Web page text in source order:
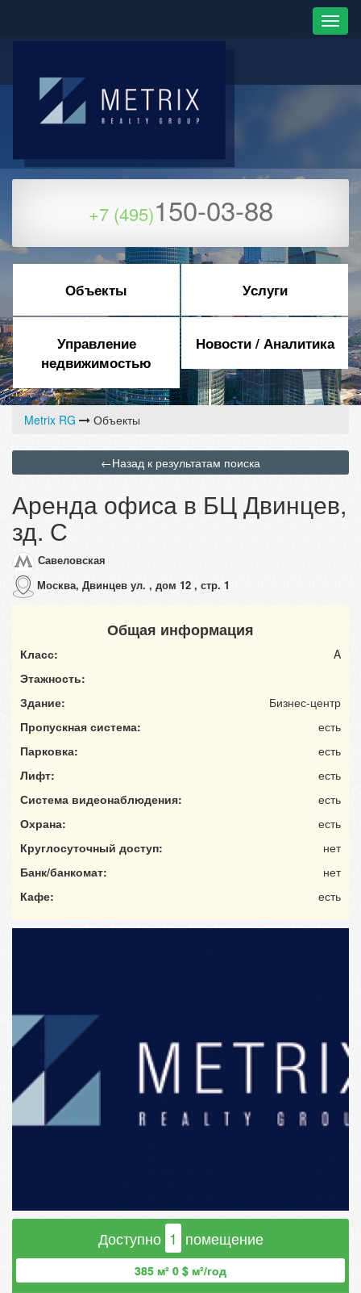
+7 (495)150-03-88
Объекты Услуги
Управление
недвижимостью
Новости / Аналитика
Metrix RG Объекты
←Назад к результатам поиска
Аренда офиса в БЦ Двинцев,
зд. С
Савеловская
Москва, Двинцев ул. , дом 12 , стр. 1
Общая информация
Класс:
A
Этажность:
Здание:
Бизнес-центр
Пропускная система:
есть
Парковка:
есть
Лифт:
есть
Система видеонаблюдения:
есть
Охрана:
есть
Круглосуточный доступ:
нет
Банк/банкомат:
нет
Кафе:
есть
Доступно 1 помещение
385 м² 0 $ м²/год